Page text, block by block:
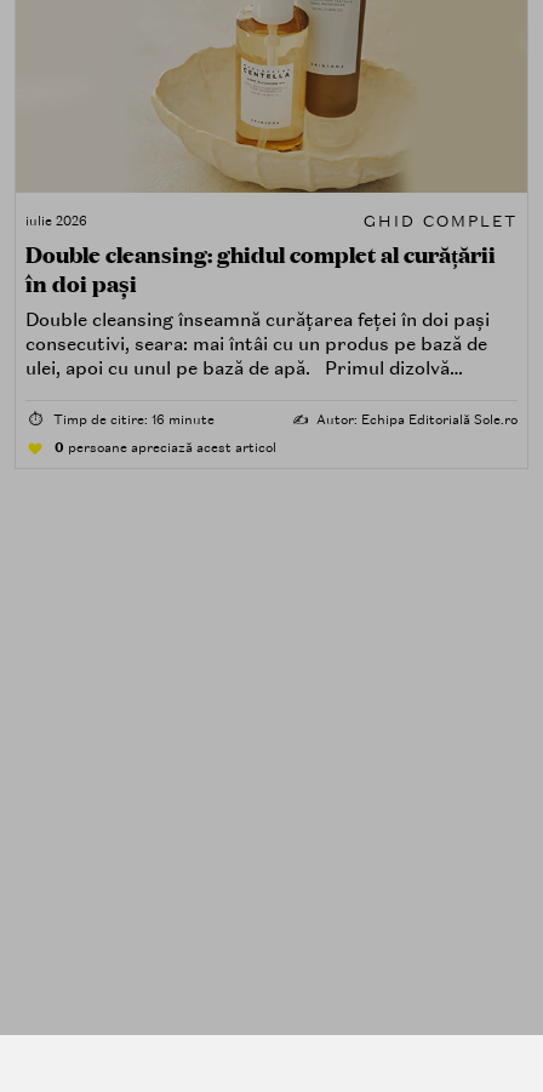
iulie 2026 GHID COMPLET
Double cleansing: ghidul complet al curățării
în doi pași
Double cleansing înseamnă curățarea feței în doi pași
consecutivi, seara: mai întâi cu un produs pe bază de
ulei, apoi cu unul pe bază de apă. Primul dizolvă
poluare. Al doilea îndepărtează impuritățile solubile în
⏱️ Timp de citire: 16 minute ✍️ Autor: Echipa Editorială Sole.ro
0 persoane apreciază acest articol